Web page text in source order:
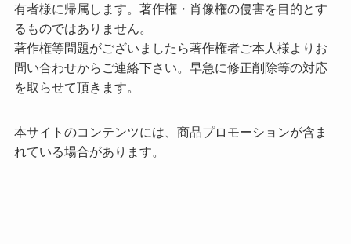
有者様に帰属します。著作権・肖像権の侵害を目的とす
るものではありません。
著作権等問題がございましたら著作権者ご本人様よりお
問い合わせからご連絡下さい。早急に修正削除等の対応
を取らせて頂きます。
本サイトのコンテンツには、商品プロモーションが含ま
れている場合があります。